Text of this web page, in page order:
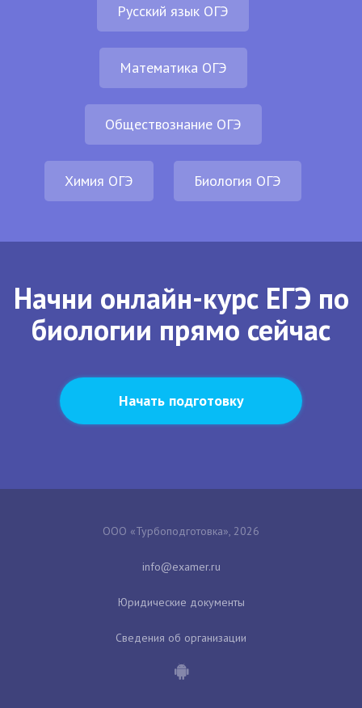
Русский язык ОГЭ
Математика ОГЭ
Обществознание ОГЭ
Химия ОГЭ Биология ОГЭ
Начни онлайн-курс ЕГЭ по
биологии прямо сейчас
Начать подготовку
ООО «Турбоподготовка», 2026
Юридические документы
Сведения об организации